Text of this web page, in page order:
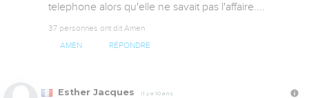
telephone alors qu'elle ne savait pas l'affaire....
37 personnes ont dit Amen
AMEN RÉPONDRE
Esther Jacques Il y a 10 ans